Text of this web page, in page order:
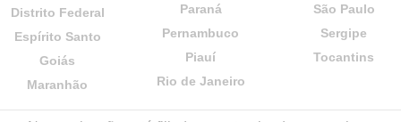
Distrito Federal
Espírito Santo
Goiás
Maranhão
Paraná
Pernambuco
Piauí
Rio de Janeiro
São Paulo
Sergipe
Tocantins